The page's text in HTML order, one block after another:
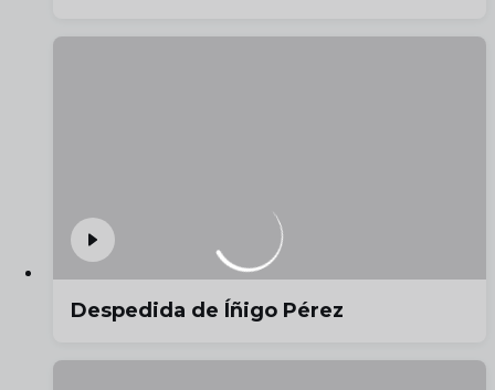
Despedida de Íñigo Pérez